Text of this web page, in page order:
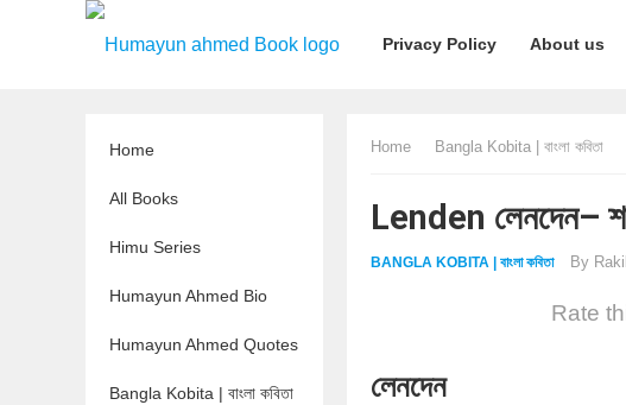
Privacy Policy About us
Home
All Books
Himu Series
Humayun Ahmed Bio
Humayun Ahmed Quotes
Bangla Kobita | বাংলা কবিতা
Home Bangla Kobita | বাংলা কবিতা
Lenden লেনদেন–
BANGLA KOBITA | বাংলা কবিতা By
Rate
লেনদেন